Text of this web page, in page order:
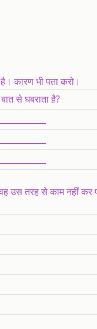
कारण भी पता करो।
से घबराता है?
उस तरह से काम नहीं